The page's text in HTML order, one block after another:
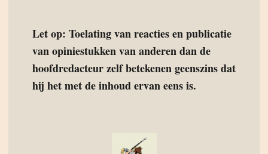
Let op: Toelating van reacties en publicatie
van opiniestukken van anderen dan de
hoofdredacteur zelf betekenen geenszins dat
hij het met de inhoud ervan eens is.